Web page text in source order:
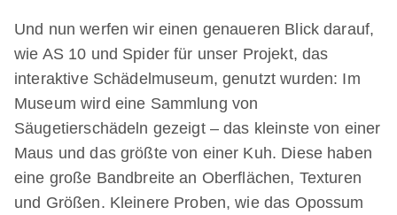
Und nun werfen wir einen genaueren Blick darauf,
wie AS 10 und Spider für unser Projekt, das
interaktive Schädelmuseum, genutzt wurden: Im
Museum wird eine Sammlung von
Säugetierschädeln gezeigt – das kleinste von einer
Maus und das größte von einer Kuh. Diese haben
eine große Bandbreite an Oberflächen, Texturen
und Größen. Kleinere Proben, wie das Opossum